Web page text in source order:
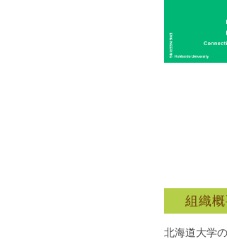
組織
北海道大学